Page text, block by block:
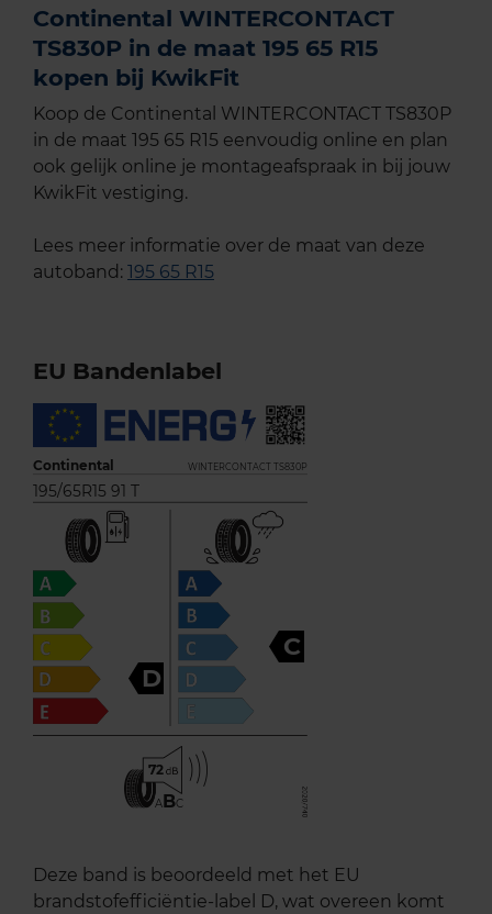
Continental WINTERCONTACT
TS830P in de maat 195 65 R15
kopen bij KwikFit
Koop de Continental WINTERCONTACT TS830P
in de maat 195 65 R15 eenvoudig online en plan
ook gelijk online je montageafspraak in bij jouw
KwikFit vestiging.
Lees meer informatie over de maat van deze
autoband: 195 65 R15
EU Bandenlabel
Continental WINTERCONTACT TS830P
195/65R15 91 T
D
C
72
ABC
Deze band is beoordeeld met het EU
brandstofefficiëntie-label D, wat overeen komt